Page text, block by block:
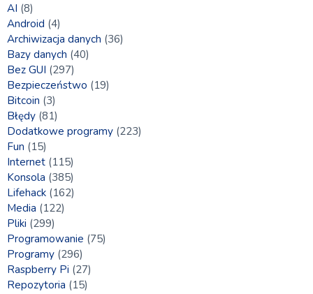
AI (8)
Android (4)
Archiwizacja danych (36)
Bazy danych (40)
Bez GUI (297)
Bezpieczeństwo (19)
Bitcoin (3)
Błędy (81)
Dodatkowe programy (223)
Fun (15)
Internet (115)
Konsola (385)
Lifehack (162)
Media (122)
Pliki (299)
Programowanie (75)
Programy (296)
Raspberry Pi (27)
Repozytoria (15)